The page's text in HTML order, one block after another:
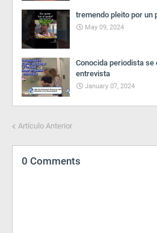
tremendo pleito por un
May 09, 2024
Conocida periodista se
entrevista
January 07, 2024
Artículo Anterior
0 Comments